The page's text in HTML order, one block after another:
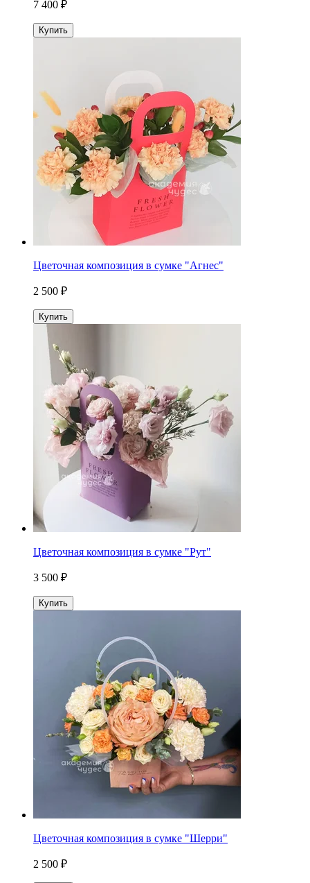
7 400 ₽
Купить
Цветочная композиция в сумке "Агнес"
2 500 ₽
Купить
Цветочная композиция в сумке "Рут"
3 500 ₽
Купить
Цветочная композиция в сумке "Шерри"
2 500 ₽